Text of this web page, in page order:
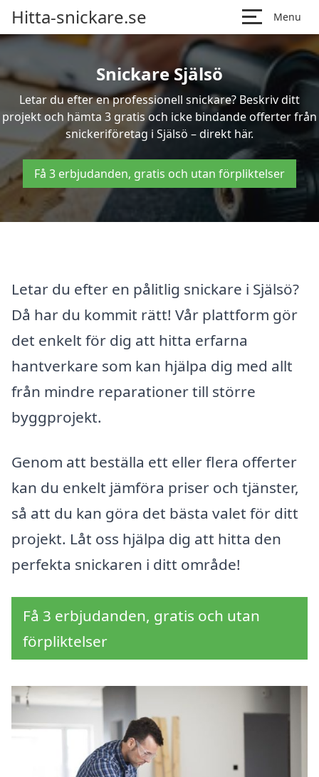
Hitta-snickare.se Menu
Snickare Själsö
Letar du efter en professionell snickare? Beskriv ditt
projekt och hämta 3 gratis och icke bindande offerter från
snickeriföretag i Själsö – direkt här.
Få 3 erbjudanden, gratis och utan förpliktelser
Letar du efter en pålitlig snickare i Själsö?
Då har du kommit rätt! Vår plattform gör
det enkelt för dig att hitta erfarna
hantverkare som kan hjälpa dig med allt
från mindre reparationer till större
byggprojekt.
Genom att beställa ett eller flera offerter
kan du enkelt jämföra priser och tjänster,
så att du kan göra det bästa valet för ditt
projekt. Låt oss hjälpa dig att hitta den
perfekta snickaren i ditt område!
Få 3 erbjudanden, gratis och utan
förpliktelser